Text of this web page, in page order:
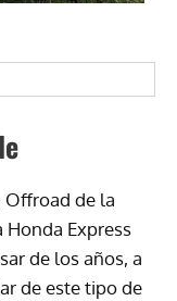
Offroad de la
Honda Express
de los años, a
de este tipo de